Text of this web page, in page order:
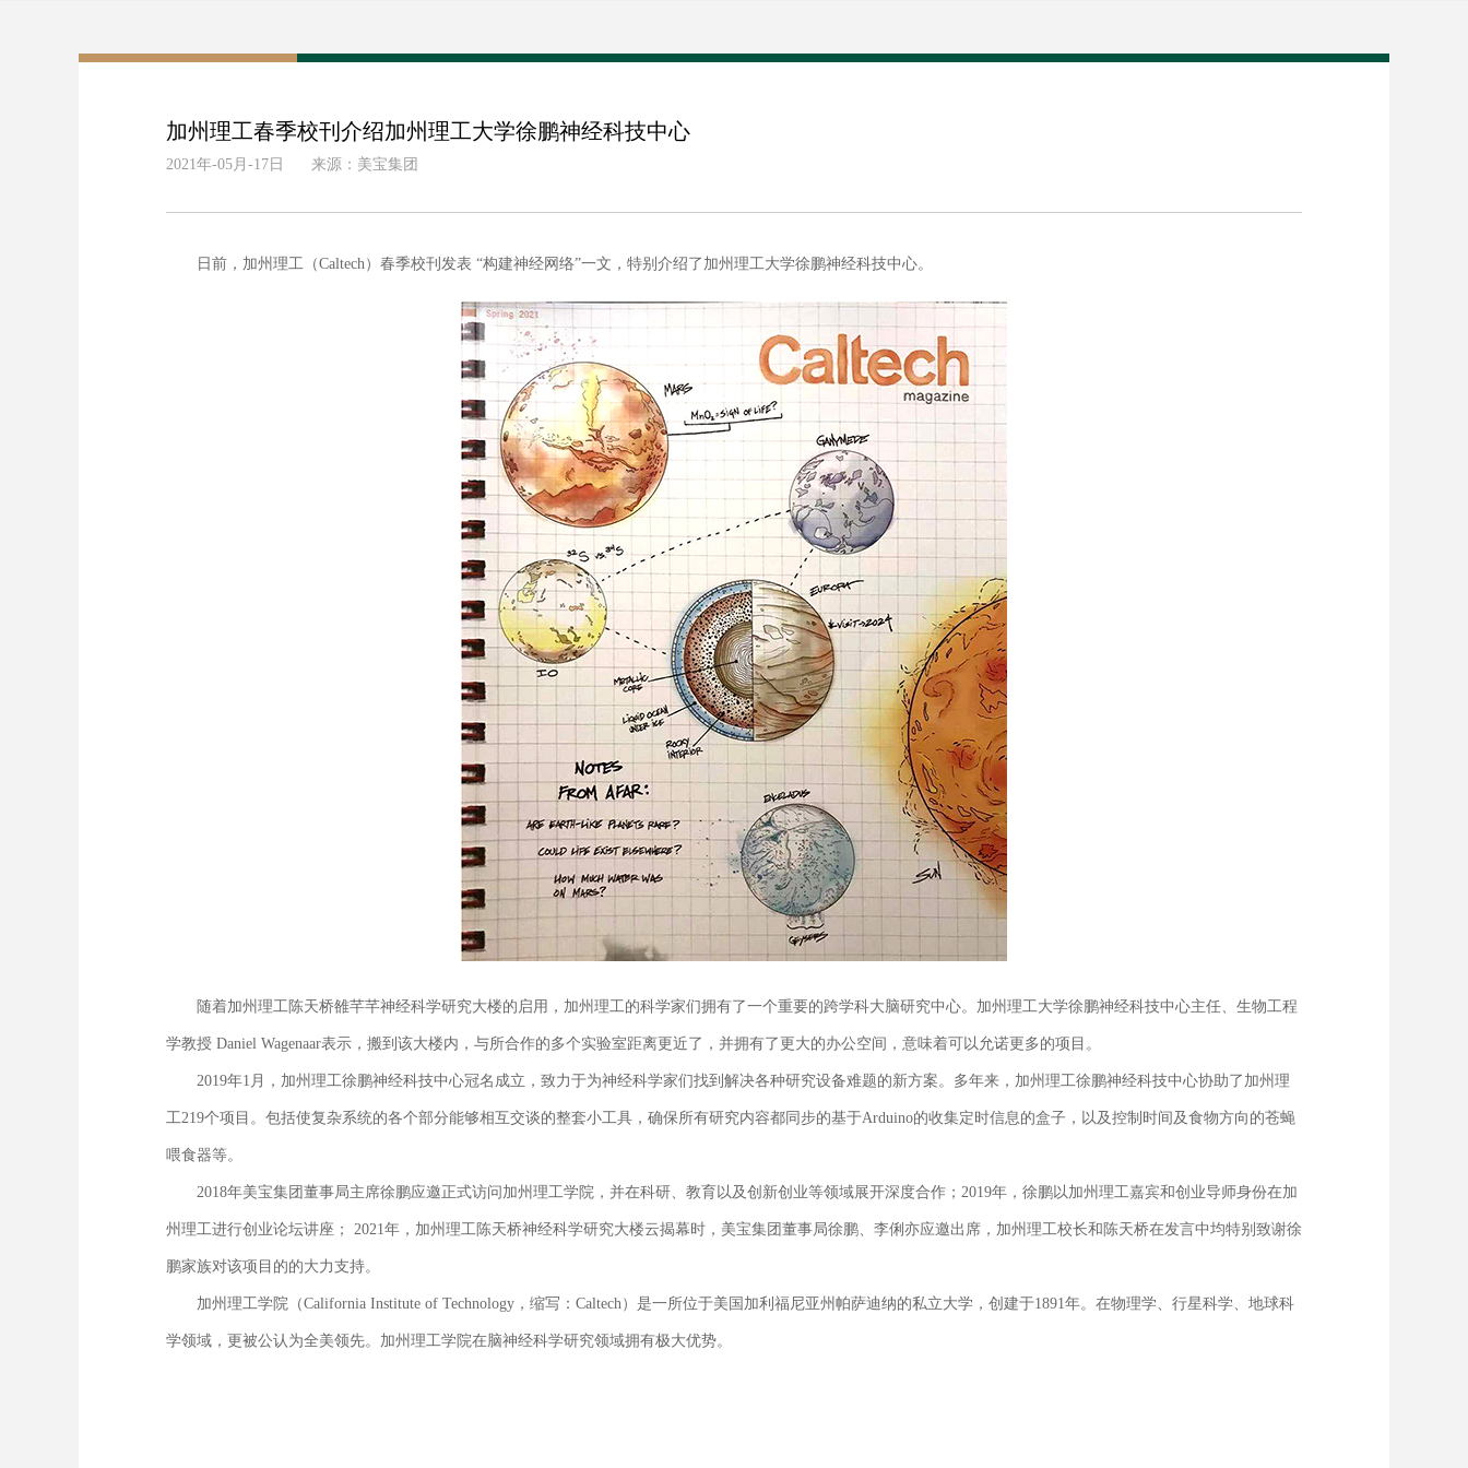
加州理工春季校刊介绍加州理工大学徐鹏神经科技中心
2021年-05月-17日 来源：美宝集团
日前，加州理工（Caltech）春季校刊发表 “构建神经网络”一文，特别介绍了加州理工大学徐鹏神经科技中心。
随着加州理工陈天桥雒芊芊神经科学研究大楼的启用，加州理工的科学家们拥有了一个重要的跨学科大脑研究中心。加州理工大学徐鹏神经科技中心主任、生物工程
学教授 Daniel Wagenaar表示，搬到该大楼内，与所合作的多个实验室距离更近了，并拥有了更大的办公空间，意味着可以允诺更多的项目。
2019年1月，加州理工徐鹏神经科技中心冠名成立，致力于为神经科学家们找到解决各种研究设备难题的新方案。多年来，加州理工徐鹏神经科技中心协助了加州理
工219个项目。包括使复杂系统的各个部分能够相互交谈的整套小工具，确保所有研究内容都同步的基于Arduino的收集定时信息的盒子，以及控制时间及食物方向的苍蝇
喂食器等。
2018年美宝集团董事局主席徐鹏应邀正式访问加州理工学院，并在科研、教育以及创新创业等领域展开深度合作；2019年，徐鹏以加州理工嘉宾和创业导师身份在加
州理工进行创业论坛讲座； 2021年，加州理工陈天桥神经科学研究大楼云揭幕时，美宝集团董事局徐鹏、李俐亦应邀出席，加州理工校长和陈天桥在发言中均特别致谢徐
鹏家族对该项目的的大力支持。
加州理工学院（California Institute of Technology，缩写：Caltech）是一所位于美国加利福尼亚州帕萨迪纳的私立大学，创建于1891年。在物理学、行星科学、地球科
学领域，更被公认为全美领先。加州理工学院在脑神经科学研究领域拥有极大优势。